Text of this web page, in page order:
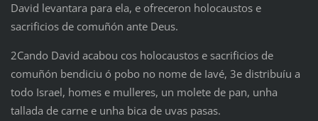
David levantara para ela, e ofreceron holocaustos e
sacrificios de comuñón ante Deus.
2Cando David acabou cos holocaustos e sacrificios de
comuñón bendiciu ó pobo no nome de Iavé, 3e distribuíu a
todo Israel, homes e mulleres, un molete de pan, unha
tallada de carne e unha bica de uvas pasas.